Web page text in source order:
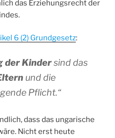
das Erziehungsrecht der
6 (2) Grundgesetz:
der Kindersind das
und die
Pflicht.“
dass das ungarische
Nicht erst heute